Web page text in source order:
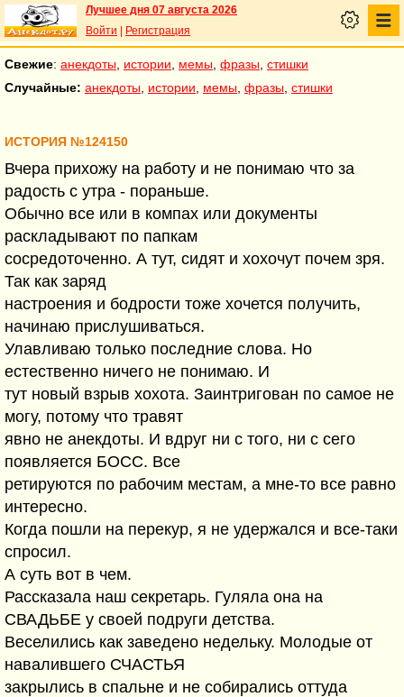
Лучшее дня 07 августа 2026
Войти
Регистрация
Свежие: анекдоты истории мемы фразы стишки
Случайные: анекдоты истории мемы фразы стишки
ИСТОРИЯ №124150
Вчера прихожу на работу и не понимаю что за
радость с утра - пораньше.
Обычно все или в компах или документы
раскладывают по папкам
сосредоточенно. А тут, сидят и хохочут почем зря.
Так как заряд
настроения и бодрости тоже хочется получить,
начинаю прислушиваться.
Улавливаю только последние слова. Но
естественно ничего не понимаю. И
тут новый взрыв хохота. Заинтригован по самое не
могу, потому что травят
явно не анекдоты. И вдруг ни с того, ни с сего
появляется БОСС. Все
ретируются по рабочим местам, а мне-то все равно
интересно.
Когда пошли на перекур, я не удержался и все-таки
спросил.
А суть вот в чем.
Рассказала наш секретарь. Гуляла она на
СВАДЬБЕ у своей подруги детства.
Веселились как заведено недельку. Молодые от
навалившего СЧАСТЬЯ
закрылись в спальне и не собирались оттуда